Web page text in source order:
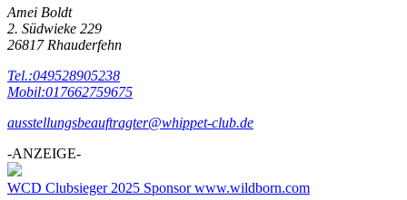
Amei Boldt
2. Südwieke 229
26817 Rhauderfehn
Tel.:049528905238
Mobil:017662759675
ausstellungsbeauftragter@whippet-club.de
-ANZEIGE-
WCD Clubsieger 2025 Sponsor www.wildborn.com